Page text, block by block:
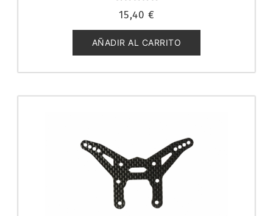
con
de
5
15,40 €
AÑADIR AL CARRITO